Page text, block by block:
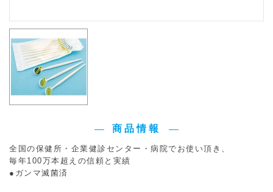
商品情報
全国の保健所・企業健診センター・病院でお使い頂き、
毎年100万本超えの信頼と実績
●ガンマ滅菌済